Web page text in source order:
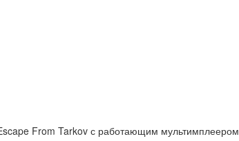
From Tarkov с работающим мультимплеером